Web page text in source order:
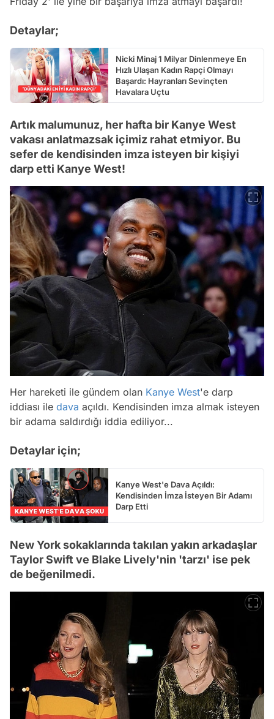
Detaylar;
Nicki Minaj 1 Milyar Dinlenmeye En
Hızlı Ulaşan Kadın Rapçi Olmayı
Başardı: Hayranları Sevinçten
Havalara Uçtu
Artık malumunuz, her hafta bir Kanye West
vakası anlatmazsak içimiz rahat etmiyor. Bu
sefer de kendisinden imza isteyen bir kişiyi
darp etti Kanye West!
Her hareketi ile gündem olan Kanye West'e darp
iddiası ile dava açıldı. Kendisinden imza almak isteyen
bir adama saldırdığı iddia ediliyor...
Detaylar için;
Kanye West'e Dava Açıldı:
Kendisinden İmza İsteyen Bir Adamı
Darp Etti
New York sokaklarında takılan yakın arkadaşlar
Taylor Swift ve Blake Lively'nin 'tarzı' ise pek
de beğenilmedi.